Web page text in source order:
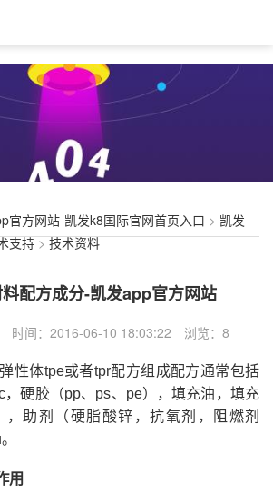
官方网站-凯发k8国际官网首页入口 > 凯发
支持>技术资料
配方成分-凯发app官方网站
时间： 2016-06-10 18:03:22 浏览：8
性体tpe或者tpr配方组成配方通常包括
，硬胶（pp、ps、pe），填充油，填充
，助剂（硬脂酸锌，抗氧剂，阻燃剂
用